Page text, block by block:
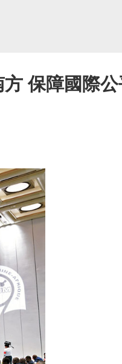
保障國際